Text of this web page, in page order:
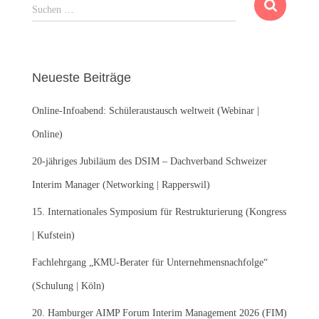
S
u
n
a
c
:
Suchen …
Neueste Beiträge
Online-Infoabend: Schüleraustausch weltweit (Webinar |
Online)
20-jähriges Jubiläum des DSIM – Dachverband Schweizer
Interim Manager (Networking | Rapperswil)
15. Internationales Symposium für Restrukturierung (Kongress
| Kufstein)
Fachlehrgang „KMU-Berater für Unternehmensnachfolge“
(Schulung | Köln)
20. Hamburger AIMP Forum Interim Management 2026 (FIM)